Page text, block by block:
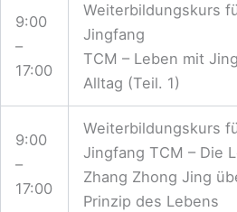
9:00
–
17:00
Weiterbildungskurs
Jingfang
TCM – Leben mit
Alltag (Teil. 1)
9:00
–
17:00
Weiterbildungskurs
Jingfang TCM – Die
Zhang Zhong Jing
Prinzip des Lebens